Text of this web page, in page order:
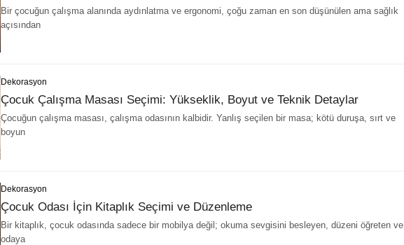
Bir çocuğun çalışma alanında aydınlatma ve ergonomi, çoğu zaman en son düşünülen ama sağlık
açısından
Dekorasyon
Çocuk Çalışma Masası Seçimi: Yükseklik, Boyut ve Teknik Detaylar
Çocuğun çalışma masası, çalışma odasının kalbidir. Yanlış seçilen bir masa; kötü duruşa, sırt ve
boyun
Dekorasyon
Çocuk Odası İçin Kitaplık Seçimi ve Düzenleme
Bir kitaplık, çocuk odasında sadece bir mobilya değil; okuma sevgisini besleyen, düzeni öğreten ve
odaya